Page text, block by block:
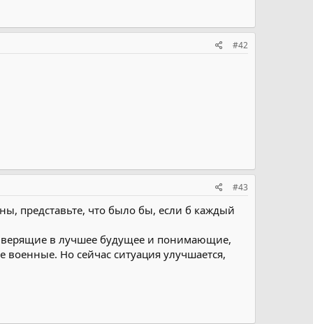
#42
#43
представьте, что было бы, если б каждый
верящие в лучшее будущее и понимающие,
военные. Но сейчас ситуация улучшается,